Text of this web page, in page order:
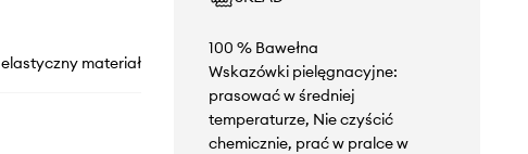
elastyczny materiał
100 % Bawełna
Wskazówki pielęgnacyjne:
prasować w średniej
temperaturze, Nie czyścić
chemicznie, prać w pralce w